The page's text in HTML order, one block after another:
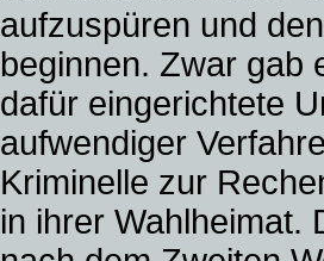
aufzuspüren und
beginnen. Zwar gab
dafür eingerichtete
aufwendiger
Kriminelle zur
in ihrer Wahlheimat.